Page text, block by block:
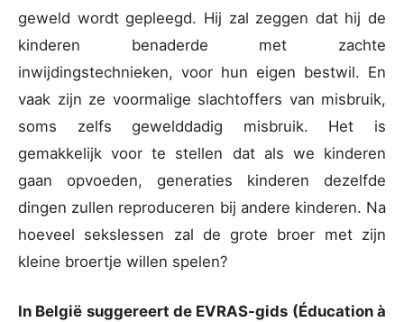
geweld wordt gepleegd. Hij zal zeggen dat hij de
kinderen benaderde met zachte
inwijdingstechnieken, voor hun eigen bestwil. En
vaak zijn ze voormalige slachtoffers van misbruik,
soms zelfs gewelddadig misbruik. Het is
gemakkelijk voor te stellen dat als we kinderen
gaan opvoeden, generaties kinderen dezelfde
dingen zullen reproduceren bij andere kinderen. Na
hoeveel sekslessen zal de grote broer met zijn
kleine broertje willen spelen?
In België suggereert de EVRAS-gids (Éducation à